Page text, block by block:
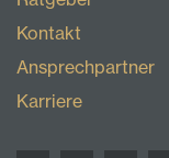
Kontakt
Ansprechpartner
Karriere